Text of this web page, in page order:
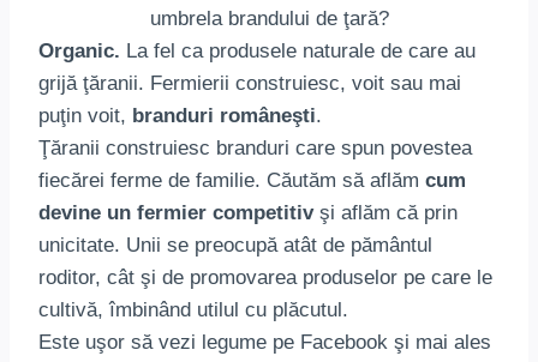
umbrela brandului de ţară?
Organic. La fel ca produsele naturale de care au
grijă ţăranii. Fermierii construiesc, voit sau mai
puţin voit, branduri româneşti.
Ţăranii construiesc branduri care spun povestea
fiecărei ferme de familie. Căutăm să aflăm cum
devine un fermier competitivşi aflăm că prin
unicitate. Unii se preocupă atât de pământul
roditor, cât şi de promovarea produselor pe care le
cultivă, îmbinând utilul cu plăcutul.
Este uşor să vezi legume pe Facebook şi mai ales